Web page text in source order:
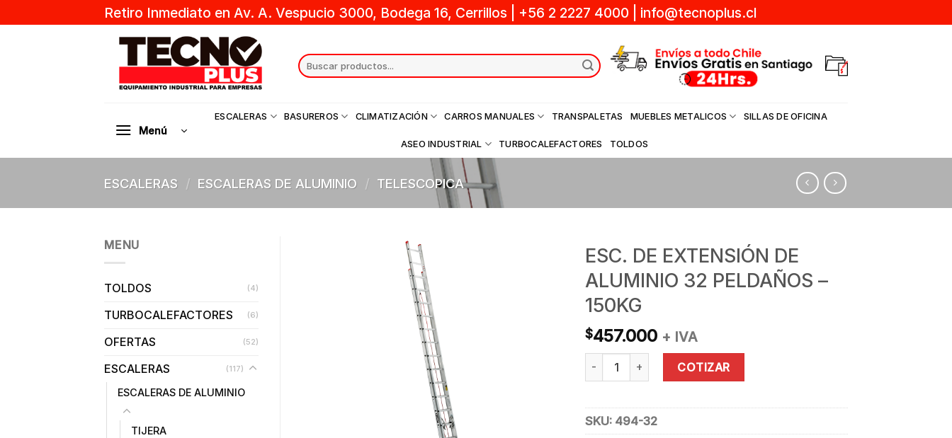
to
Retiro Inmediato en Av. A. Vespucio 3000, Bodega 16, Cerrillos +56 2 2227 4000 info@tecnoplus.cl
Search
for:
Menú
ESCALERAS BASUREROS CLIMATIZACIÓN CARROS MANUALES TRANSPALETAS MUEBLES METALICOS SILLAS DE OFICINA
ASEO INDUSTRIAL TURBOCALEFACTORES TOLDOS
ESCALERAS / ESCALERAS DE ALUMINIO / TELESCOPICA
MENU
TOLDOS (4)
TURBOCALEFACTORES (6)
OFERTAS (52)
ESCALERAS (117)
ESCALERAS DE ALUMINIO
TIJERA
ESC. DE EXTENSIÓN DE
ALUMINIO 32 PELDAÑOS –
150KG
$457.000 + IVA
ESC. DE EXTENSIÓN DE ALUMINIO 32 PELDAÑOS - 150KG quantity
COTIZAR
SKU: 494-32